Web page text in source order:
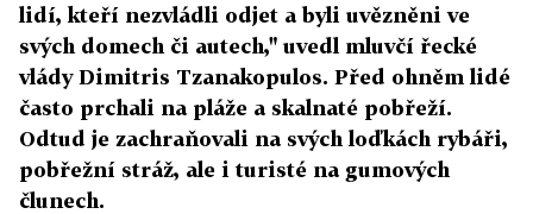
lidí, kteří nezvládli odjet a byli uvězněni ve
svých domech či autech," uvedl mluvčí řecké
vlády Dimitris Tzanakopulos. Před ohněm lidé
často prchali na pláže a skalnaté pobřeží.
Odtud je zachraňovali na svých loďkách rybáři,
pobřežní stráž, ale i turisté na gumových
člunech.